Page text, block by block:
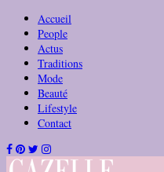
Accueil
People
Actus
Traditions
Mode
Beauté
Lifestyle
Contact